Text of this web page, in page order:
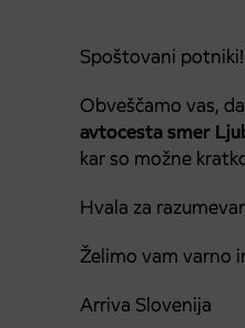
Spoštovani potniki!
Obveščamo vas,
avtocesta smer
kar so možne
Hvala za
Želimo vam varno
Arriva Slovenija